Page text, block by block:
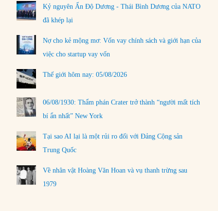
Kỷ nguyên Ấn Độ Dương - Thái Bình Dương của NATO
đã khép lại
Nợ cho kẻ mộng mơ: Vốn vay chính sách và giới hạn của
việc cho startup vay vốn
Thế giới hôm nay: 05/08/2026
06/08/1930: Thẩm phán Crater trở thành “người mất tích
bí ẩn nhất” New York
Tại sao AI lại là một rủi ro đối với Đảng Cộng sản
Trung Quốc
Về nhân vật Hoàng Văn Hoan và vụ thanh trừng sau
1979